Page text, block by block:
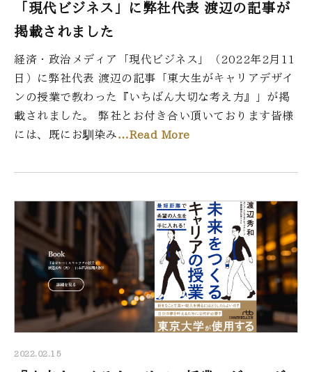
「現代ビジネス」に弊社代表 渡辺の記事が
掲載されました
経済・政治メディア「現代ビジネス」（2022年2月11
日）に弊社代表 渡辺の記事「東大生がキャリアデザイ
ンの授業で教わった『いちばん大切な考え方』」が掲
載されました。 弊社とお付き合い頂いております皆様
には、既にお馴染み…Read More
2022.02.15